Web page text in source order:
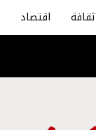
ثقافة اقتصاد